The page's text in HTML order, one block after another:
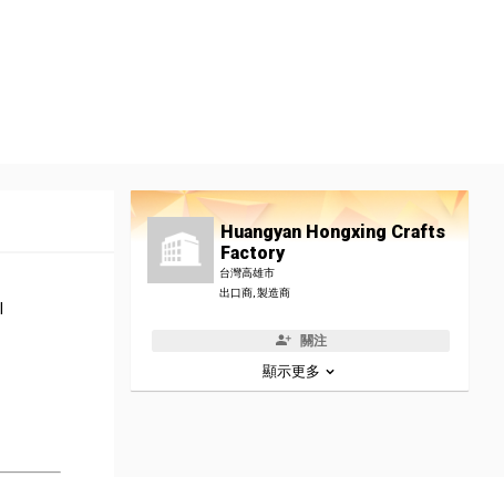
Huangyan Hongxing Crafts
Factory
台灣高雄市
出口商, 製造商
關注
顯示更多